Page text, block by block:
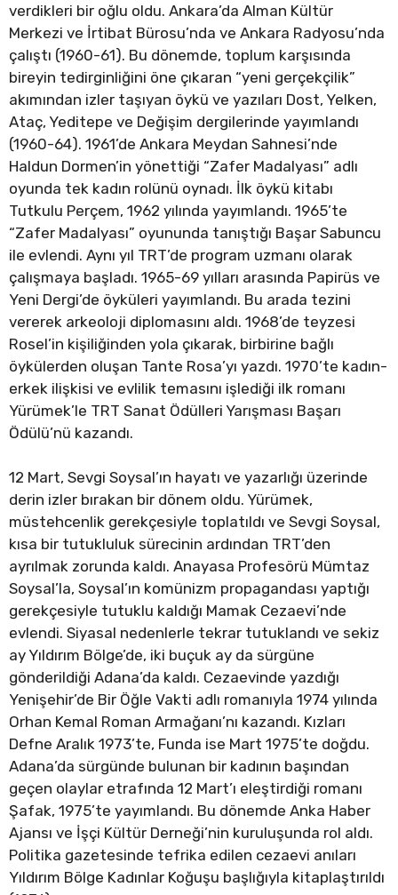
verdikleri bir oğlu oldu. Ankara’da Alman Kültür
Merkezi ve İrtibat Bürosu’nda ve Ankara Radyosu’nda
çalıştı (1960-61). Bu dönemde, toplum karşısında
bireyin tedirginliğini öne çıkaran “yeni gerçekçilik”
akımından izler taşıyan öykü ve yazıları Dost, Yelken,
Ataç, Yeditepe ve Değişim dergilerinde yayımlandı
(1960-64). 1961’de Ankara Meydan Sahnesi’nde
Haldun Dormen’in yönettiği “Zafer Madalyası” adlı
oyunda tek kadın rolünü oynadı. İlk öykü kitabı
Tutkulu Perçem, 1962 yılında yayımlandı. 1965’te
“Zafer Madalyası” oyununda tanıştığı Başar Sabuncu
ile evlendi. Aynı yıl TRT’de program uzmanı olarak
çalışmaya başladı. 1965-69 yılları arasında Papirüs ve
Yeni Dergi’de öyküleri yayımlandı. Bu arada tezini
vererek arkeoloji diplomasını aldı. 1968’de teyzesi
Rosel’in kişiliğinden yola çıkarak, birbirine bağlı
öykülerden oluşan Tante Rosa’yı yazdı. 1970’te kadın-
erkek ilişkisi ve evlilik temasını işlediği ilk romanı
Yürümek’le TRT Sanat Ödülleri Yarışması Başarı
Ödülü’nü kazandı.
12 Mart, Sevgi Soysal’ın hayatı ve yazarlığı üzerinde
derin izler bırakan bir dönem oldu. Yürümek,
müstehcenlik gerekçesiyle toplatıldı ve Sevgi Soysal,
kısa bir tutukluluk sürecinin ardından TRT’den
ayrılmak zorunda kaldı. Anayasa Profesörü Mümtaz
Soysal’la, Soysal’ın komünizm propagandası yaptığı
gerekçesiyle tutuklu kaldığı Mamak Cezaevi’nde
evlendi. Siyasal nedenlerle tekrar tutuklandı ve sekiz
ay Yıldırım Bölge’de, iki buçuk ay da sürgüne
gönderildiği Adana’da kaldı. Cezaevinde yazdığı
Yenişehir’de Bir Öğle Vakti adlı romanıyla 1974 yılında
Orhan Kemal Roman Armağanı’nı kazandı. Kızları
Defne Aralık 1973’te, Funda ise Mart 1975’te doğdu.
Adana’da sürgünde bulunan bir kadının başından
geçen olaylar etrafında 12 Mart’ı eleştirdiği romanı
Şafak, 1975’te yayımlandı. Bu dönemde Anka Haber
Ajansı ve İşçi Kültür Derneği’nin kuruluşunda rol aldı.
Politika gazetesinde tefrika edilen cezaevi anıları
Yıldırım Bölge Kadınlar Koğuşu başlığıyla kitaplaştırıldı